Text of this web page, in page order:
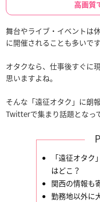
高画質
舞台やライブ・イベントは
に開催されることも多いです
オタクなら、仕事後すぐに
思いますよね。
そんな「遠征オタク」に朗
Twitterで集まり話題となっ
「遠征オタ
はどこ？
関西の情報も
勤務地以外に